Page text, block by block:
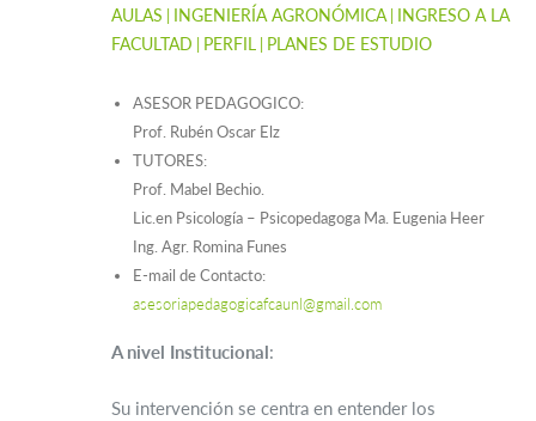
AULAS
INGENIERÍA AGRONÓMICA INGRESO A LA
FACULTAD
PERFIL PLANES DE ESTUDIO
ASESOR PEDAGOGICO:
Prof. Rubén Oscar Elz
TUTORES:
Prof. Mabel Bechio.
Lic.en Psicología – Psicopedagoga Ma. Eugenia Heer
Ing. Agr. Romina Funes
E-mail de Contacto:
asesoriapedagogicafcaunl@gmail.com
A nivel Institucional:
Su intervención se centra en entender los